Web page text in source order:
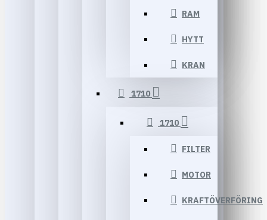
RAM
HYTT
KRAN
1710
1710
FILTER
MOTOR
KRAFTÖVERFÖRING